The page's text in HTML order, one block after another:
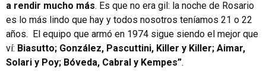
a rendir mucho más. Es que no era gil: la noche de Rosario
es lo más lindo que hay y todos nosotros teníamos 21 o 22
años. El equipo que armó en 1974 sigue siendo el mejor que
ví: Biasutto; González, Pascuttini, Killer y Killer; Aimar,
Solari y Poy; Bóveda, Cabral y Kempes”.